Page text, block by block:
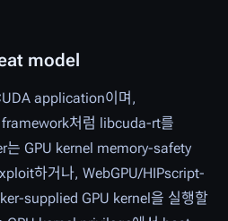
model
application이며,
처럼 libcuda-rt를
GPU kernel memory-safety
하거나, WebGPU/HIPscript-
supplied GPU kernel을 실행할